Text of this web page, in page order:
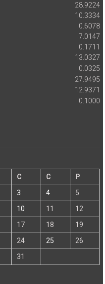
28.9224
10.3334
0.6078
7.0147
0.1711
13.0327
0.0325
27.9495
12.9371
0.1000
C C
P
3 4
5
10 11
12
17 18
19
24 25
26
31